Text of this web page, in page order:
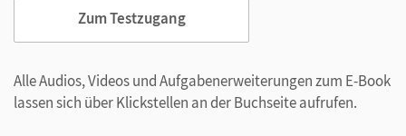
Zum Testzugang
Alle Audios, Videos und Aufgabenerweiterungen zum E-Book
lassen sich über Klickstellen an der Buchseite aufrufen.